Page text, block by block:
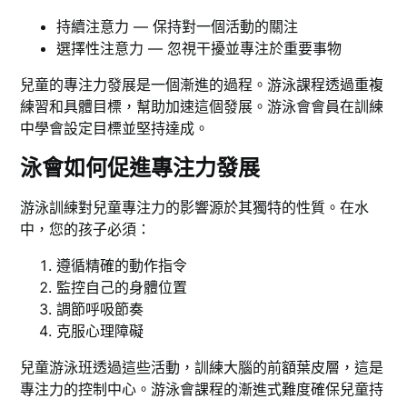
持續注意力 — 保持對一個活動的關注
選擇性注意力 — 忽視干擾並專注於重要事物
兒童的專注力發展是一個漸進的過程。游泳課程透過重複
練習和具體目標，幫助加速這個發展。游泳會會員在訓練
中學會設定目標並堅持達成。
泳會如何促進專注力發展
游泳訓練對兒童專注力的影響源於其獨特的性質。在水
中，您的孩子必須：
遵循精確的動作指令
監控自己的身體位置
調節呼吸節奏
克服心理障礙
兒童游泳班透過這些活動，訓練大腦的前額葉皮層，這是
專注力的控制中心。游泳會課程的漸進式難度確保兒童持